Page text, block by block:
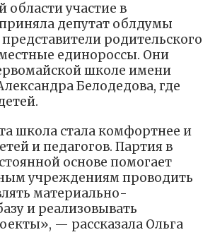
области участие в
депутат облдумы
родительского
единороссы. Они
школе имени
Белодедова, где
школа стала комфортнее и
и педагогов. Партия в
основе помогает
учреждениям проводить
материально-
и реализовывать
— рассказала Ольга